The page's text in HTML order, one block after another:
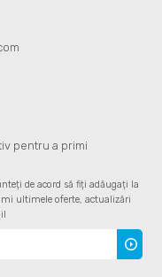
pentru a primi
de acord să fiți adăugați la
ultimele oferte, actualizări